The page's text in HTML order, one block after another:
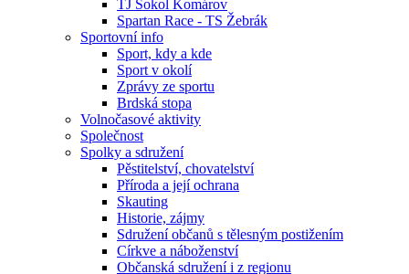
TJ Sokol Komárov
Spartan Race - TS Žebrák
Sportovní info
Sport, kdy a kde
Sport v okolí
Zprávy ze sportu
Brdská stopa
Volnočasové aktivity
Společnost
Spolky a sdružení
Pěstitelství, chovatelství
Příroda a její ochrana
Skauting
Historie, zájmy
Sdružení občanů s tělesným postižením
Církve a náboženství
Občanská sdružení i z regionu